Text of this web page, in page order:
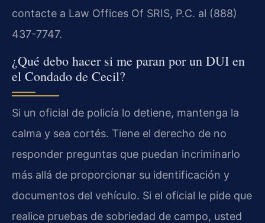
contacte a Law Offices Of SRIS, P.C. al (888)
437-7747.
¿Qué debo hacer si me paran por un DUI en
el Condado de Cecil?
Si un oficial de policía lo detiene, mantenga la
calma y sea cortés. Tiene el derecho de no
responder preguntas que puedan incriminarlo
más allá de proporcionar su identificación y
documentos del vehículo. Si el oficial le pide que
realice pruebas de sobriedad de campo, usted